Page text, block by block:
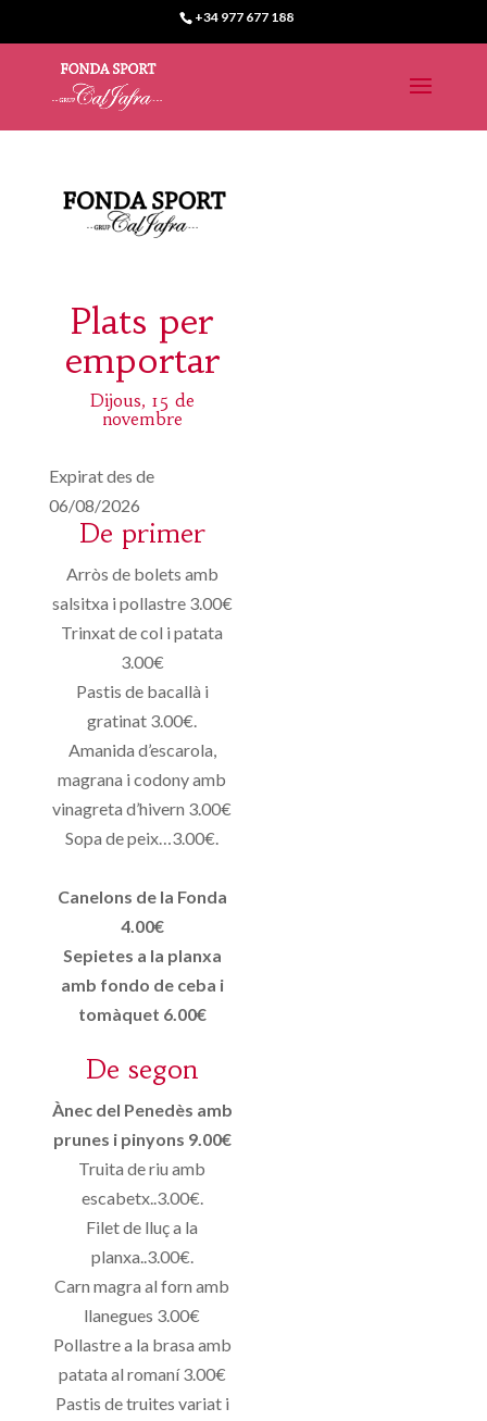
+34 977 677 188
Plats per
emportar
Dijous, 15 de
novembre
Expirat des de
06/08/2026
De primer
Arròs de bolets amb
salsitxa i pollastre 3.00€
Trinxat de col i patata
3.00€
Pastis de bacallà i
gratinat 3.00€.
Amanida d’escarola,
magrana i codony amb
vinagreta d’hivern 3.00€
Sopa de peix…3.00€.
Canelons de la Fonda
4.00€
Sepietes a la planxa
amb fondo de ceba i
tomàquet 6.00€
De segon
Ànec del Penedès amb
prunes i pinyons 9.00€
Truita de riu amb
escabetx..3.00€.
Filet de lluç a la
planxa..3.00€.
Carn magra al forn amb
llanegues 3.00€
Pollastre a la brasa amb
patata al romaní 3.00€
Pastis de truites variat i